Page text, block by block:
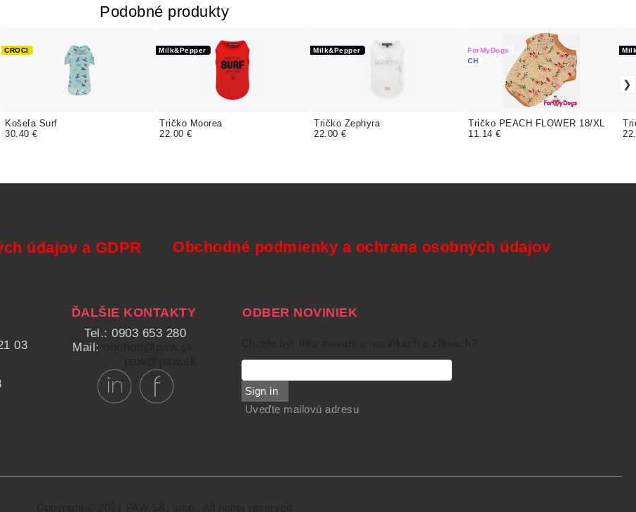
Podobné produkty
Košeľa Surf
CROCI
30.40 €
Tričko Moorea
Milk&Pepper
22.00 €
Tričko Zephyra
Milk&Pepper
22.00 €
Tričko PEACH FLOWER 18/XL
ForMyDogs
CH
11.14 €
údajov a GDPR Obchodné podmienky a ochrana osobných údajov
03
ĎALŠIE KONTAKTY
Tel.: 0903 653 280
Mail:
ODBER NOVINIEK
Sign in
Uveďte mailovú adresu